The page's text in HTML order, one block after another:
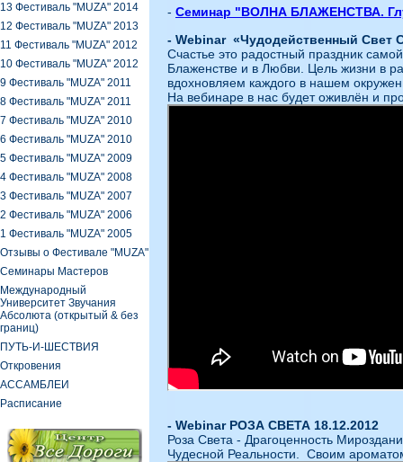
13 Фестиваль "MUZA" 2014
12 Фестиваль "MUZA" 2013
11 Фестиваль "MUZA" 2012
10 Фестиваль "MUZA" 2012
9 Фестиваль "MUZA" 2011
8 Фестиваль "MUZA" 2011
7 Фестиваль "MUZA" 2010
6 Фестиваль "MUZA" 2010
5 Фестиваль "MUZA" 2009
4 Фестиваль "MUZA" 2008
3 Фестиваль "MUZA" 2007
2 Фестиваль "MUZA" 2006
1 Фестиваль "MUZA" 2005
Oтзывы о Фестивале "MUZA"
Семинары Мастеров
Международный
Университет Звучания
Абсолюта (открытый & без
границ)
ПУТЬ-И-ШЕСТВИЯ
Откровения
АССАМБЛЕИ
Расписание
- Семинар "ВОЛНА БЛАЖЕНСТВА.
- Webinar «Чудодейственный Свет
Счастье это радостный праздник
Блаженстве и в Любви. Цель жизни в
вдохновляем каждого в нашем
На вебинаре в нас будет оживлён и
- Webinar РОЗА СВЕТА 18.12.2012
Роза Света - Драгоценность
Чудесной Реальности. Своим